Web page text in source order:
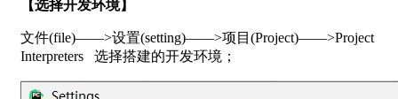
【选择开发环境】
文件(file)——>设置(setting)——>项目(Project)——>Project
Interpreters 选择搭建的开发环境；